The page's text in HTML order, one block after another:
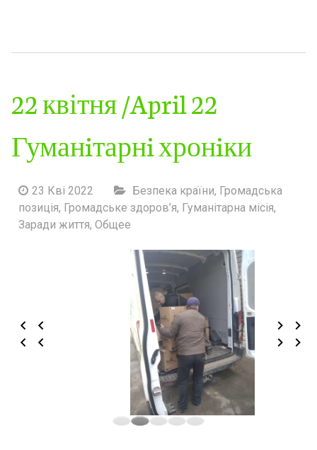
22 квітня /April 22
Гуманiтарнi хронiки
23 Кві 2022 Безпека країни, Громадська
позиція, Громадське здоров’я, Гуманітарна місія,
Заради життя, Общее